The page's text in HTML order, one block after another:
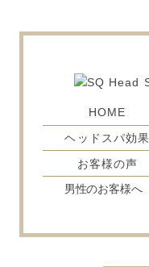
HOME
ヘッドスパ効果
お客様の声
男性のお客様へ